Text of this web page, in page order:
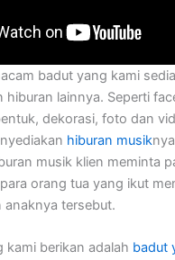
badut yang kami
hiburan lainnya. Seperti
dekorasi, foto dan
hiburan musik
musik klien meminta
orang tua yang ikut
anaknya tersebut.
kami berikan adalah badut